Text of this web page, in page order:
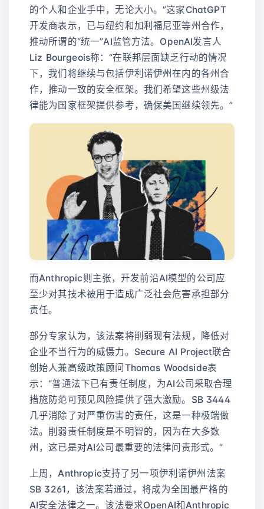
的个人和企业手中，无论大小。”这家ChatGPT
开发商表示，已与纽约和加利福尼亚等州合作，
推动所谓的“统一”AI监管方法。OpenAI发言人
Liz Bourgeois称：“在联邦层面缺乏行动的情况
下，我们将继续与包括伊利诺伊州在内的各州合
作，推动一致的安全框架。我们希望这些州级法
律能为国家框架提供参考，确保美国继续领先。”
而Anthropic则主张，开发前沿AI模型的公司应
至少对其技术被用于造成广泛社会危害承担部分
责任。
部分专家认为，该法案将削弱现有法规，降低对
企业不当行为的威慑力。Secure AI Project联合
创始人兼高级政策顾问Thomas Woodside表
示：“普通法下已有责任制度，为AI公司采取合理
措施防范可预见风险提供了强大激励。SB 3444
几乎消除了对严重伤害的责任，这是一种极端做
法。削弱责任制度是不明智的，因为在大多数
州，这已是对AI公司最重要的法律问责形式。”
上周，Anthropic支持了另一项伊利诺伊州法案
SB 3261，该法案若通过，将成为全国最严格的
AI安全法律之一。该法要求OpenAI和Anthropic